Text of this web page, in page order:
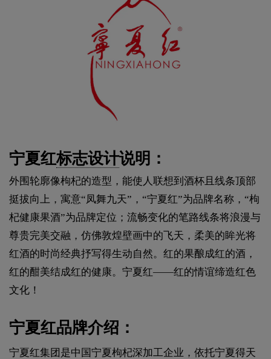
宁夏红标志设计说明：
外围轮廓像枸杞的造型，能使人联想到酒杯且线条顶部
挺拔向上，寓意“凤舞九天”，“宁夏红”为品牌名称，“枸
杞健康果酒”为品牌定位；流畅变化的笔路线条将浪漫与
尊贵完美交融，仿佛敦煌壁画中的飞天，柔美的眸光将
红酒的时尚经典抒写得生动自然。红的果酿成红的酒，
红的酣美结成红的健康。宁夏红——红的情谊缔造红色
文化！
宁夏红品牌介绍：
宁夏红集团是中国宁夏枸杞深加工企业，依托宁夏得天